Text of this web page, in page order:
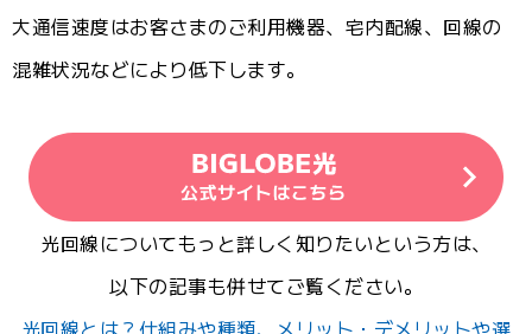
大通信速度はお客さまのご利用機器、宅内配線、回線の
混雑状況などにより低下します。
光回線についてもっと詳しく知りたいという方は、
以下の記事も併せてご覧ください。